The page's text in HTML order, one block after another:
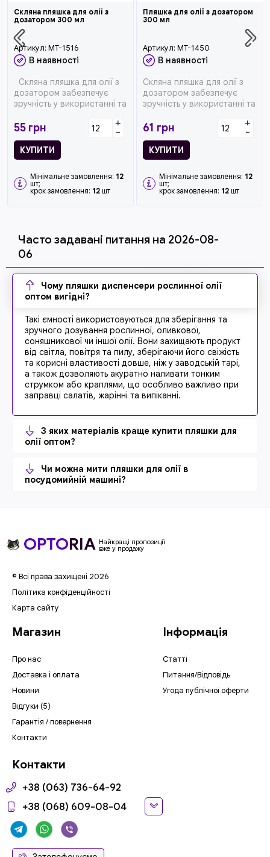
Скляна пляшка для олії з
дозатором 300 мл
Артикул: MT-1516
В наявності
Скляна пляшка для олії з
дозатором забезпечує
зручність у використанні та
55 грн +
-
КУПИТИ
Мінімальне замовлення: 12
шт;
крок замовлення: 12 шт
Пляшка для олії з дозатором
300 мл
Артикул: MT-1450
В наявності
Скляна пляшка для олії з
дозатором забезпечує
зручність у використанні та
Пр...
61 грн +
-
КУПИТИ
Мінімальне замовлення: 12
шт;
крок замовлення: 12 шт
Часто задавані питання на 2026-08-
06
Чому пляшки диспенсери рослинної олії
оптом вигідні?
Такі ємності використовуються для зберігання та
зручного дозування рослинної, оливкової,
соняшникової чи іншої олії. Вони захищають продукт
від світла, повітря та пилу, зберігаючи його свіжість
та корисні властивості довше, ніж у заводській тарі,
а також дозволяють акуратно наливати тонким
струмком або краплями, що особливо важливо при
заправці салатів, жарінні та випіканні.
З яких матеріалів краще купити пляшки для
олії оптом?
Чи можна мити пляшки для олії в
посудомийній машині?
OPTORIA Найкращі пропозиції
вже у продажу
© Всі права захищені 2026
Політика конфіденційності
Карта сайту
Магазин
Про нас
Доставка і оплата
Новини
Відгуки (5)
Гарантія / повернення
Контакти
Інформація
Статті
Питання/Відповідь
Угода публічної оферти
Контакти
+38 (063) 736-64-92
+38 (068) 609-08-04